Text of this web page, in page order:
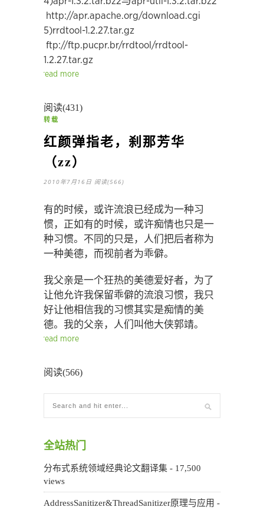
http://apr.apache.org/download.cgi
5)rrdtool-1.2.27.tar.gz
ftp://ftp.pucpr.br/rrdtool/rrdtool-
1.2.27.tar.gz
read more
阅读(431)
转载
红颜弹指老，刹那芳华
（zz）
2010年7月16日 阅读(566)
有的时候，或许流浪已经成为一种习
惯，正如有的时候，或许痴情也只是一
种习惯。不同的只是，人们把后者称为
一种美德，而视前者为乖僻。
我父亲是一个狂热的美德爱好者，为了
让他允许我保留乖僻的流浪习惯，我只
好让他相信我的习惯其实是痴情的美
德。我的父亲，人们叫他大侠郭靖。
read more
阅读(566)
全站热门
分布式系统领域经典论文翻译集 - 17,500
views
AddressSanitizer&ThreadSanitizer原理与应用 -